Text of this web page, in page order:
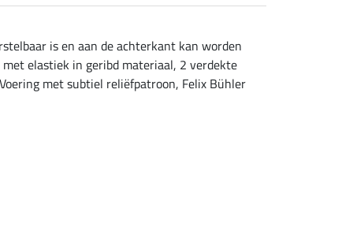
is en aan de achterkant kan worden
elastiek in geribd materiaal, 2 verdekte
met subtiel reliëfpatroon, Felix Bühler